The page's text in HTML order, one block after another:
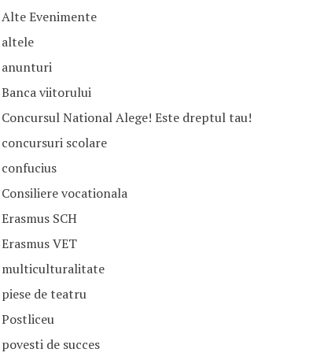
Alte Evenimente
altele
anunturi
Banca viitorului
Concursul National Alege! Este dreptul tau!
concursuri scolare
confucius
Consiliere vocationala
Erasmus SCH
Erasmus VET
multiculturalitate
piese de teatru
Postliceu
povesti de succes